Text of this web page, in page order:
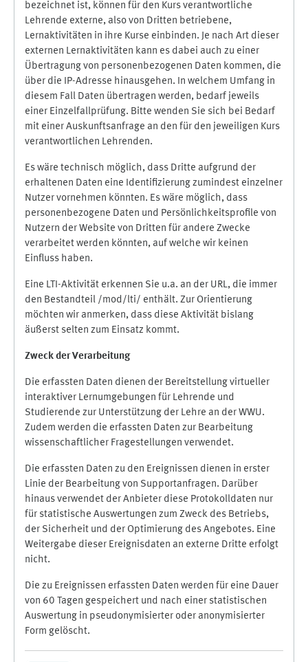
bezeichnet ist, können für den Kurs verantwortliche
Lehrende externe, also von Dritten betriebene,
Lernaktivitäten in ihre Kurse einbinden. Je nach Art dieser
externen Lernaktivitäten kann es dabei auch zu einer
Übertragung von personenbezogenen Daten kommen, die
über die IP-Adresse hinausgehen. In welchem Umfang in
diesem Fall Daten übertragen werden, bedarf jeweils
einer Einzelfallprüfung. Bitte wenden Sie sich bei Bedarf
mit einer Auskunftsanfrage an den für den jeweiligen Kurs
verantwortlichen Lehrenden.
Es wäre technisch möglich, dass Dritte aufgrund der
erhaltenen Daten eine Identifizierung zumindest einzelner
Nutzer vornehmen könnten. Es wäre möglich, dass
personenbezogene Daten und Persönlichkeitsprofile von
Nutzern der Website von Dritten für andere Zwecke
verarbeitet werden könnten, auf welche wir keinen
Einfluss haben.
Eine LTI-Aktivität erkennen Sie u.a. an der URL, die immer
den Bestandteil /mod/lti/ enthält. Zur Orientierung
möchten wir anmerken, dass diese Aktivität bislang
äußerst selten zum Einsatz kommt.
Zweck der Verarbeitung
Die erfassten Daten dienen der Bereitstellung virtueller
interaktiver Lernumgebungen für Lehrende und
Studierende zur Unterstützung der Lehre an der WWU.
Zudem werden die erfassten Daten zur Bearbeitung
wissenschaftlicher Fragestellungen verwendet.
Die erfassten Daten zu den Ereignissen dienen in erster
Linie der Bearbeitung von Supportanfragen. Darüber
hinaus verwendet der Anbieter diese Protokolldaten nur
für statistische Auswertungen zum Zweck des Betriebs,
der Sicherheit und der Optimierung des Angebotes. Eine
Weitergabe dieser Ereignisdaten an externe Dritte erfolgt
nicht.
Die zu Ereignissen erfassten Daten werden für eine Dauer
von 60 Tagen gespeichert und nach einer statistischen
Auswertung in pseudonymisierter oder anonymisierter
Form gelöscht.